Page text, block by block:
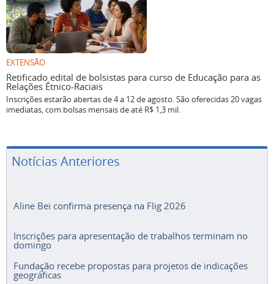
EXTENSÃO
Retificado edital de bolsistas para curso de Educação para as
Relações Étnico-Raciais
Inscrições estarão abertas de 4 a 12 de agosto. São oferecidas 20 vagas
imediatas, com bolsas mensais de até R$ 1,3 mil.
Notícias Anteriores
Aline Bei confirma presença na Flig 2026
Inscrições para apresentação de trabalhos terminam no
domingo
Fundação recebe propostas para projetos de indicações
geográficas